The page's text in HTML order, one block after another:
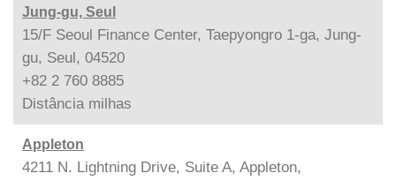
Jung-gu, Seul
15/F Seoul Finance Center, Taepyongro 1-ga, Jung-
gu, Seul, 04520
+82 2 760 8885
Distância milhas
Appleton
4211 N. Lightning Drive, Suite A, Appleton,